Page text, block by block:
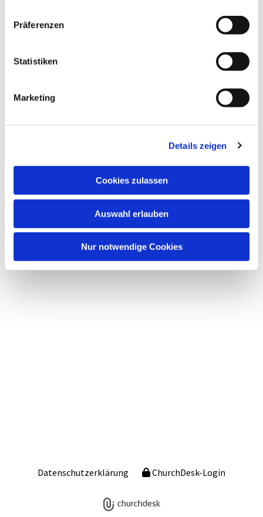
Präferenzen
Statistiken
Marketing
Details zeigen
Cookies zulassen
Auswahl erlauben
Nur notwendige Cookies
Dies könnte Sie auch interessieren
Datenschutzerklärung ChurchDesk-Login